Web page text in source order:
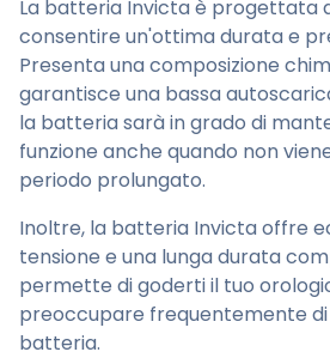
La batteria Invicta è progettata
consentire un'ottima durata e
Presenta una composizione
garantisce una bassa
la batteria sarà in grado di
funzione anche quando non
periodo prolungato.
Inoltre, la batteria Invicta offre
tensione e una lunga durata
permette di goderti il tuo
preoccupare frequentemente
batteria.